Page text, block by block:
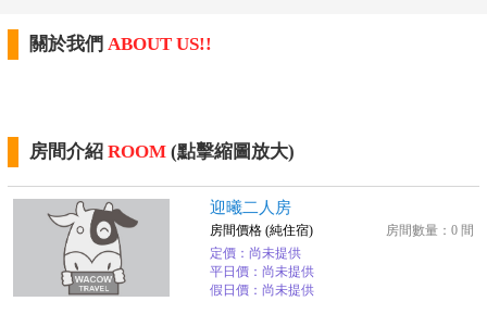
關於我們 ABOUT US!!
房間介紹 ROOM (點擊縮圖放大)
迎曦二人房
房間數量：0 間
房間價格 (純住宿)
定價：尚未提供
平日價：尚未提供
假日價：尚未提供